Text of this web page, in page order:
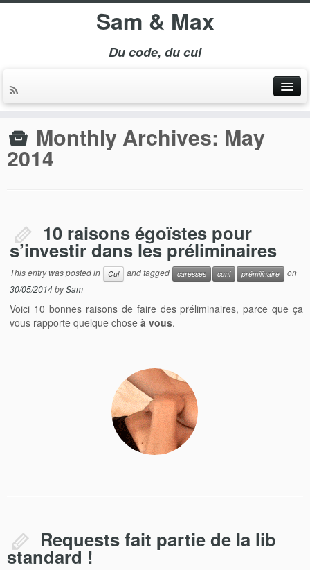
Sam & Max
Du code, du cul
Monthly Archives: May
2014
10 raisons égoïstes pour
s’investir dans les préliminaires
This entry was posted in Cul and tagged caresses cuni prémilinaire
on
30/05/2014bySam
Voici 10 bonnes raisons de faire des préliminaires, parce que ça
vous rapporte quelque choseà vous.
Requests fait partie de la lib
standard !